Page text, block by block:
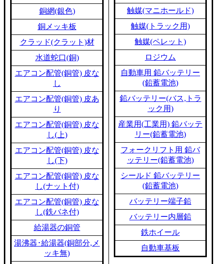
銅網(銀色)
銅メッキ板
クラッド(クラット)材
水道蛇口(銅)
エアコン配管(銅管) 皮な
し
エアコン配管(銅管) 皮あ
り
エアコン配管(銅管) 皮な
し(上)
エアコン配管(銅管) 皮な
し(下)
エアコン配管(銅管) 皮な
し(ナット付)
エアコン配管(銅管) 皮な
し(鉄バネ付)
給湯器の銅管
湯沸器･給湯器(銅部分,メ
ッキ無)
触媒(マニホールド)
触媒(トラック用)
触媒(ペレット)
ロジウム
自動車用 鉛バッテリー
(鉛蓄電池)
鉛バッテリー(バス,トラ
ック用)
産業用(工業用) 鉛バッテ
リー(鉛蓄電池)
フォークリフト用 鉛バ
ッテリー(鉛蓄電池)
シールド 鉛バッテリー
(鉛蓄電池)
バッテリー端子鉛
バッテリー内層鉛
鉄ホイール
自動車基板